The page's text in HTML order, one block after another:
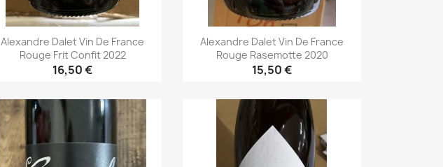
Alexandre Dalet Vin De France
Rouge Frit Confit 2022
16,50 €
Aperçu rapide
Alexandre Dalet Vin De France
Rouge Rasemotte 2020
15,50 €
Aperçu rapide